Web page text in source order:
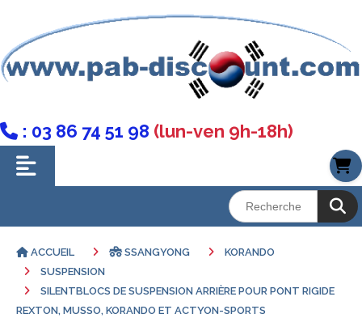
 : 03 86 74 51 98 (lun-ven 9h-18h)
ACCUEIL SSANGYONG
KORANDO
SUSPENSION
SILENTBLOCS DE SUSPENSION ARRIÈRE POUR PONT RIGIDE
REXTON, MUSSO, KORANDO ET ACTYON-SPORTS